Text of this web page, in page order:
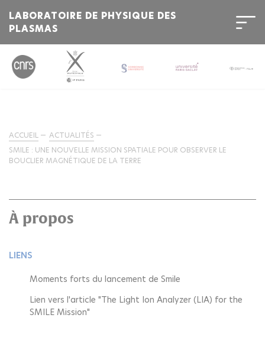
LABORATOIRE DE PHYSIQUE DES
PLASMAS
ACCUEIL
ACTUALITÉS
SMILE : UNE NOUVELLE MISSION SPATIALE POUR OBSERVER LE
BOUCLIER MAGNÉTIQUE DE LA TERRE
À propos
LIENS
Moments forts du lancement de Smile
Lien vers l'article "The Light Ion Analyzer (LIA) for the
SMILE Mission"